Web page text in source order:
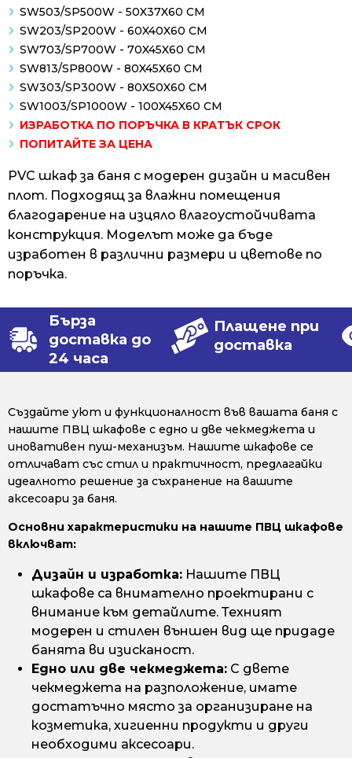
SW503/SP500W - 50X37X60 СМ
SW203/SP200W - 60X40X60 СМ
SW703/SP700W - 70X45X60 СМ
SW813/SP800W - 80X45X60 СМ
SW303/SP300W - 80X50X60 СМ
SW1003/SP1000W - 100X45X60 СМ
ИЗРАБОТКА ПО ПОРЪЧКА В КРАТЪК СРОК
ПОПИТАЙТЕ ЗА ЦЕНА
PVC шкаф за баня с модерен дизайн и масивен
плот. Подходящ за влажни помещения
благодарение на изцяло влагоустойчивата
конструкция. Моделът може да бъде
изработен в различни размери и цветове по
поръчка.
Бърза
доставка до
24 часа
Плащене при
доставка
Създайте уют и функционалност във вашата баня с
нашите ПВЦ шкафове с едно и две чекмеджета и
иновативен пуш-механизъм. Нашите шкафове се
отличават със стил и практичност, предлагайки
идеалното решение за съхранение на вашите
аксесоари за баня.
Основни характеристики на нашите ПВЦ шкафове
включват:
Дизайн и изработка: Нашите ПВЦ
шкафове са внимателно проектирани с
внимание към детайлите. Техният
модерен и стилен външен вид ще придаде
банята ви изисканост.
Едно или две чекмеджета: С двете
чекмеджета на разположение, имате
достатъчно място за организиране на
козметика, хигиенни продукти и други
необходими аксесоари.